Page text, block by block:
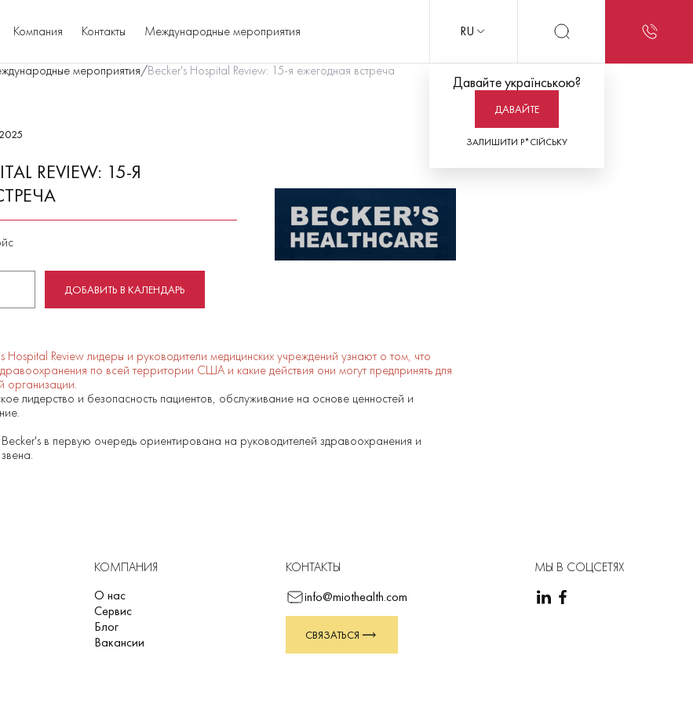
Компания Контакты Международные мероприятия RU
Давайте українською?
ДАВАЙТЕ
ЗАЛИШИТИ Р*СІЙСЬКУ
мероприятия/Becker's Hospital Review: 15-я ежегодная встреча
REVIEW: 15-Я
ДОБАВИТЬ В КАЛЕНДАРЬ
Review лидеры и руководители медицинских учреждений узнают о том, что
по всей территории США и какие действия они могут предпринять для
организации.
лидерство и безопасность пациентов, обслуживание на основе ценностей и
в первую очередь ориентирована на руководителей здравоохранения и
КОМПАНИЯ
О нас
Сервис
Блог
Вакансии
КОНТАКТЫ
info@miothealth.com
СВЯЗАТЬСЯ
МЫ В СОЦСЕТЯХ